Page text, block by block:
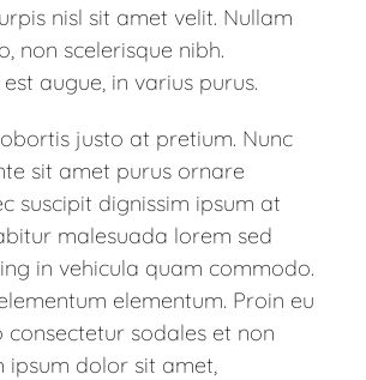
nisl sit amet velit. Nullam
non scelerisque nibh.
augue, in varius purus.
justo at pretium. Nunc
sit amet purus ornare
suscipit dignissim ipsum at
malesuada lorem sed
in vehicula quam commodo.
elementum. Proin eu
consectetur sodales et non
ipsum dolor sit amet,